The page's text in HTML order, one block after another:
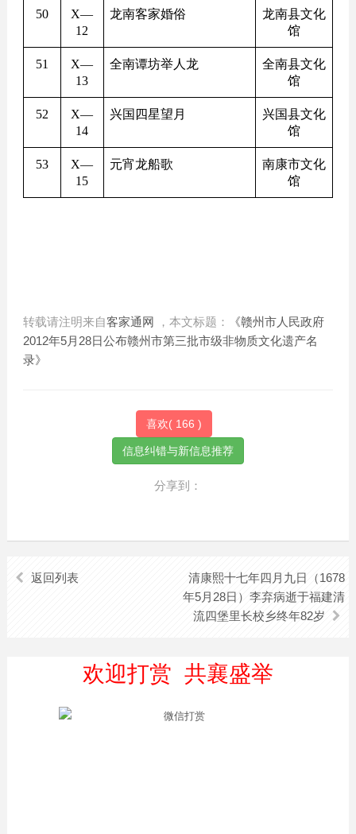
50 X—
12
龙南客家婚俗
龙南县文化
馆
51 X—
13
全南谭坊举人龙
全南县文化
馆
52 X—
14
兴国四星望月
兴国县文化
馆
53 X—
15
元宵龙船歌
南康市文化
馆
转载请注明来自客家通网 ，本文标题：
《赣州市人民政府
2012年5月28日公布赣州市第三批市级非物质文化遗产名
录》
喜欢( 166 )
分享到：
返回列表
清康熙十七年四月九日（1678
年5月28日）李弃病逝于福建清
流四堡里长校乡终年82岁
欢迎打赏 共襄盛举